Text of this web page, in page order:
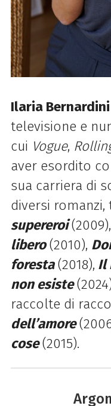
Ilaria Bernardini
televisione e
cui Vogue,
aver esordito
sua carriera di
diversi romanzi,
supereroi (2009),
libero (2010),
foresta (2018), Il
non esiste
raccolte di
dell’amore
cose (2015).